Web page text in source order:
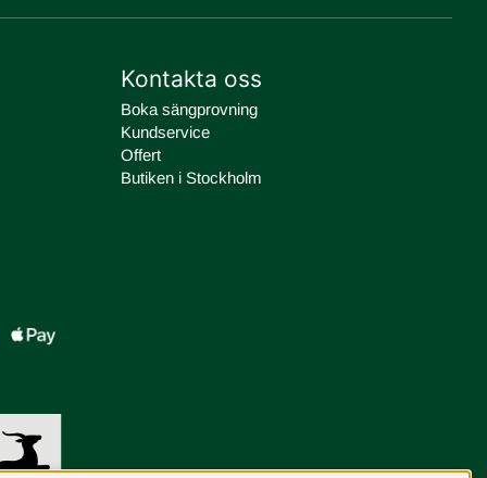
Kontakta oss
Boka sängprovning
Kundservice
Offert
Butiken i Stockholm